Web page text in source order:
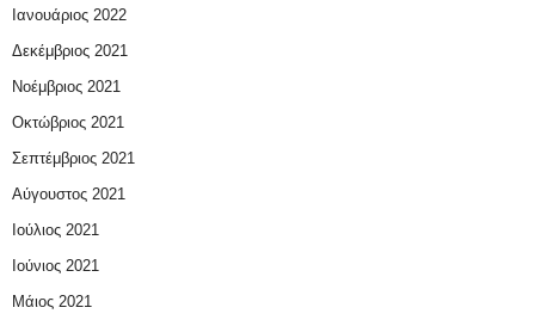
Ιανουάριος 2022
Δεκέμβριος 2021
Νοέμβριος 2021
Οκτώβριος 2021
Σεπτέμβριος 2021
Αύγουστος 2021
Ιούλιος 2021
Ιούνιος 2021
Μάιος 2021